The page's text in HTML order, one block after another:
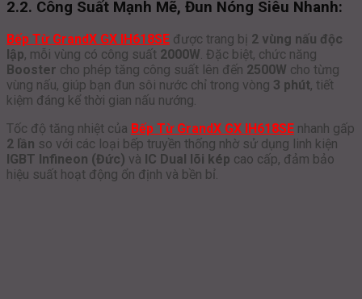
2.2. Công Suất Mạnh Mẽ, Đun Nóng Siêu Nhanh:
Bếp Từ GrandX GX IH618SE được trang bị 2 vùng nấu độc
lập, mỗi vùng có công suất 2000W. Đặc biệt, chức năng
Booster cho phép tăng công suất lên đến 2500W cho từng
vùng nấu, giúp bạn đun sôi nước chỉ trong vòng 3 phút, tiết
kiệm đáng kể thời gian nấu nướng.
Tốc độ tăng nhiệt của Bếp Từ GrandX GX IH618SE nhanh gấp
2 lần so với các loại bếp truyền thống nhờ sử dụng linh kiện
IGBT Infineon (Đức) và IC Dual lõi kép cao cấp, đảm bảo
hiệu suất hoạt động ổn định và bền bỉ.